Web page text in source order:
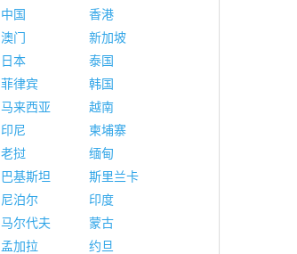
中国
香港
澳门
新加坡
日本
泰国
菲律宾
韩国
马来西亚
越南
印尼
柬埔寨
老挝
缅甸
巴基斯坦
斯里兰卡
尼泊尔
印度
马尔代夫
蒙古
孟加拉
约旦